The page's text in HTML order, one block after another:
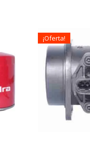
¡Oferta!